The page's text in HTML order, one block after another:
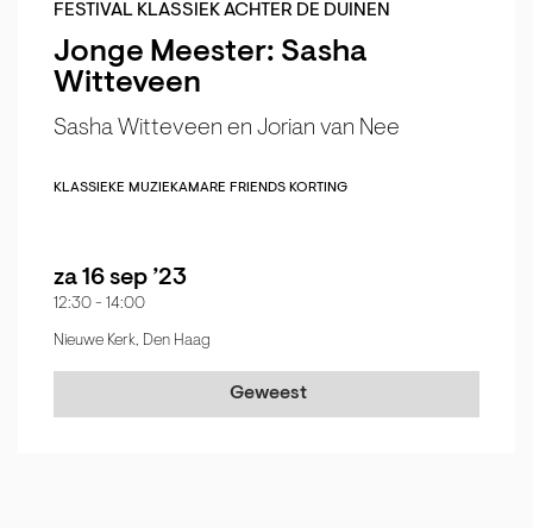
Jonge Meester: Sasha
Witteveen
Sasha Witteveen en Jorian van Nee
FESTIVAL KLASSIEK ACHTER DE DUINEN
KLASSIEKE MUZIEKAMARE FRIENDS KORTING
za 16 sep ’23
12:30 - 14:00
Nieuwe Kerk, Den Haag
Geweest